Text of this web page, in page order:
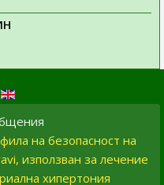
на безопасност на
използван за лечение
хипертония